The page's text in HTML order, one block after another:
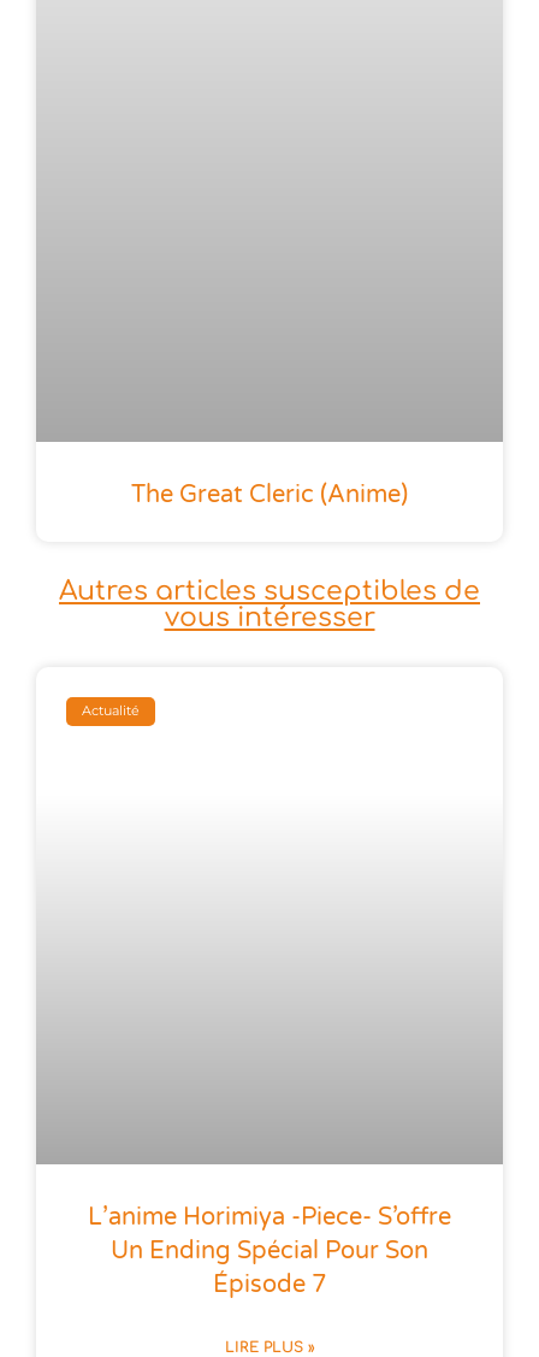
The Great Cleric (anime)
Autres articles susceptibles de
vous intéresser
Actualité
L’anime Horimiya -piece- S’offre
Un Ending Spécial Pour Son
Épisode 7
LIRE PLUS »